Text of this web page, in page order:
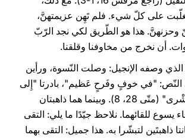
على كلّ شيء. فلم تَهِن عزيمتهنَّ،
هذا هو الطّريق لكي نجد الرّبّ
أن نخرج من مخاوفنا وقلقنا.
وصفه الإنجيل: وصلت النّسوة، ورأين
النّص: "في خوفٍ وفَرحٍ عَظيم"، بادرتا "إِلى
التَّلاميذِ تَحمِلانِ البُشْرى" (متّى 28، 8). وبينما هما ذاهبتان
يسوع للقائهما. نلاحظ جيّدًا ما يلي: التقى
ذاهبتَين لتبشّرا به. هذا جميل: التقى بهما